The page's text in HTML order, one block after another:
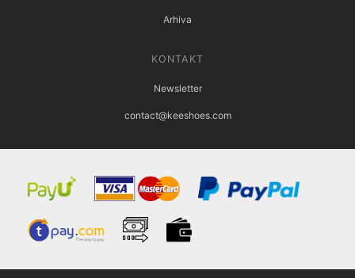
Arhiva
KONTAKT
Newsletter
contact@keeshoes.com